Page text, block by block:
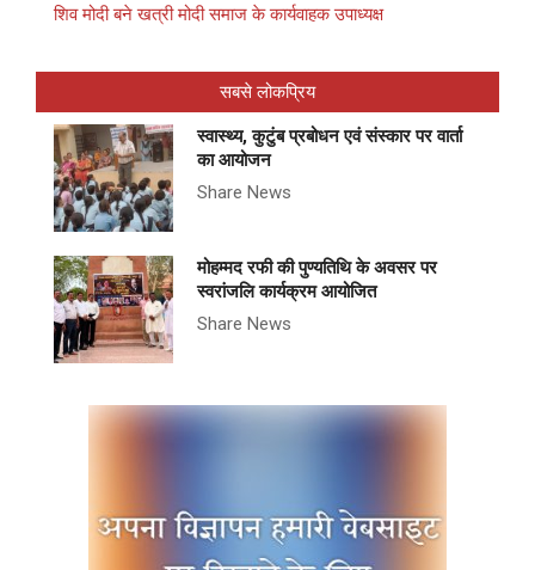
शिव मोदी बने खत्री मोदी समाज के कार्यवाहक उपाध्यक्ष
सबसे लोकप्रिय
स्वास्थ्य, कुटुंब प्रबोधन एवं संस्कार पर वार्ता
का आयोजन
Share News
मोहम्मद रफी की पुण्यतिथि के अवसर पर
स्वरांजलि कार्यक्रम आयोजित
Share News